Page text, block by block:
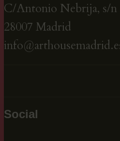
C/Antonio Nebrija, s/n
28007 Madrid
Social